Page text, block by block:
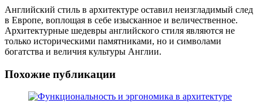
Английский стиль в архитектуре оставил неизгладимый след
в Европе, воплощая в себе изысканное и величественное.
Архитектурные шедевры английского стиля являются не
только историческими памятниками, но и символами
богатства и величия культуры Англии.
Похожие публикации